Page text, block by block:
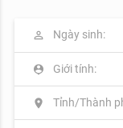
perm_identity Ngày sinh:
person_pin Giới tính:
location_on Tỉnh/Thành